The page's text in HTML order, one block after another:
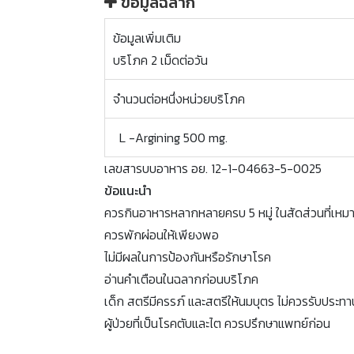
ข้อมูลเพิ่มเติม
บริโภค 2 เม็ดต่อวัน
จำนวนต่อหนึ่งหน่วยบริโภค
L -Argining 500 mg.
เลขสารบบอาหาร อย. 12-1-04663-5-0025
ข้อแนะนำ
ควรกินอาหารหลากหลายครบ 5 หมู่ ในสัดส่วนที่เหม
ควรพักผ่อนให้เพียงพอ
ไม่มีผลในการป้องกันหรือรักษาโรค
อ่านคำเตือนในฉลากก่อนบริโภค
เด็ก สตรีมีครรภ์ และสตรีให้นมบุตร ไม่ควรรับประท
ผู้ป่วยที่เป็นโรคตับและไต ควรปรึกษาแพทย์ก่อน